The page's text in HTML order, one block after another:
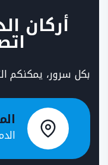
أركان
بكل سرور، يمكنكم